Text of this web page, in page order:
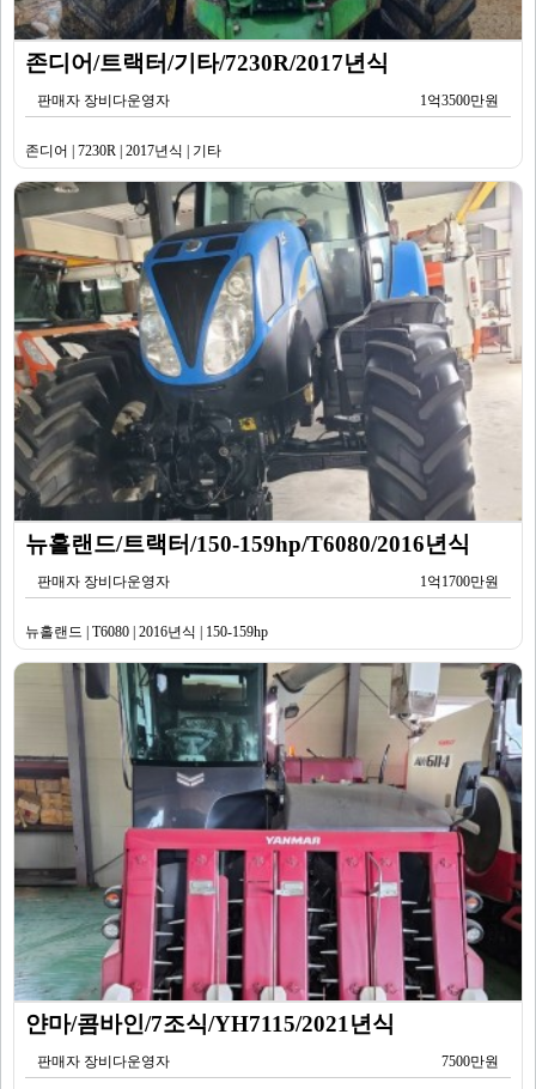
존디어/트랙터/기타/7230R/2017년식
판매자 장비다운영자 1억3500만원
존디어 | 7230R | 2017년식 | 기타
뉴홀랜드/트랙터/150-159hp/T6080/2016년식
판매자 장비다운영자 1억1700만원
뉴홀랜드 | T6080 | 2016년식 | 150-159hp
얀마/콤바인/7조식/YH7115/2021년식
판매자 장비다운영자 7500만원